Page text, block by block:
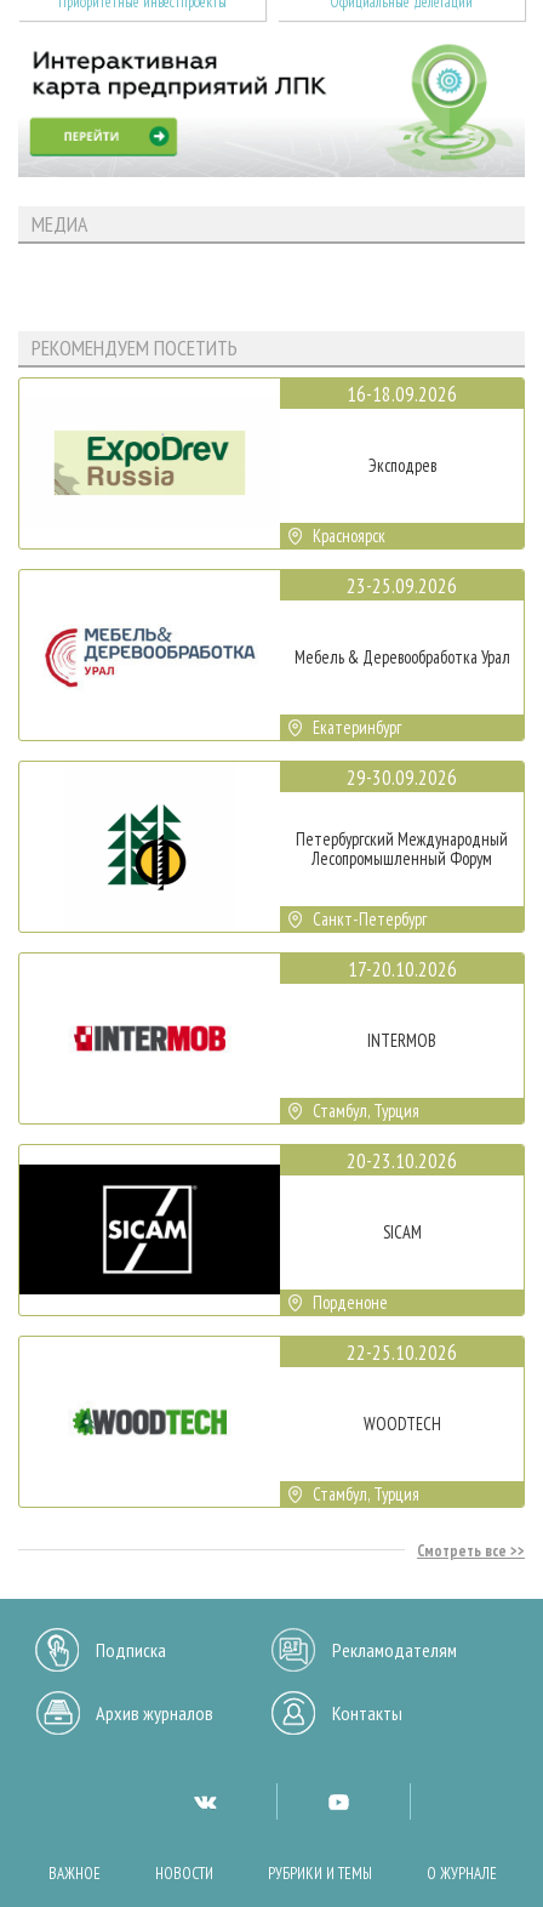
МЕДИА
РЕКОМЕНДУЕМ ПОСЕТИТЬ
16-18.09.2026
Эксподрев
Красноярск
23-25.09.2026
Мебель & Деревообработка Урал
Екатеринбург
29-30.09.2026
Петербургский Международный
Лесопромышленный Форум
Санкт-Петербург
17-20.10.2026
INTERMOB
Стамбул, Турция
20-23.10.2026
SICAM
Порденоне
22-25.10.2026
WOODTECH
Стамбул, Турция
Смотреть все
Подписка Рекламодателям
Архив журналов Контакты
ВАЖНОЕ НОВОСТИ РУБРИКИ И ТЕМЫ О ЖУРНАЛЕ